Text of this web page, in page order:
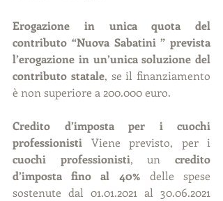
Erogazione in unica quota del
contributo “Nuova Sabatini ” prevista
l’erogazione in un’unica soluzione del
contributo statale, se il finanziamento
è non superiore a 200.000 euro.
Credito d’imposta per i cuochi
professionisti
cuochi professionisti, un credito
d’imposta fino al 40% delle spese
sostenute dal 01.01.2021 al 30.06.2021